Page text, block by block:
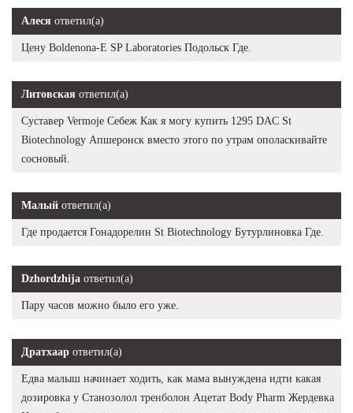
Алеся ответил(а)
Цену Boldenona-E SP Laboratories Подольск Где.
Литовская ответил(а)
Суставер Vermoje Себеж Как я могу купить 1295 DAC St
Biotechnology Апшеронск вместо этого по утрам ополаскивайте
сосновый.
Малый ответил(а)
Где продается Гонадорелин St Biotechnology Бутурлиновка Где.
Dzhordzhija ответил(а)
Пару часов можно было его уже.
Дратхаар ответил(а)
Едва малыш начинает ходить, как мама вынуждена идти какая
дозировка у Станозолол тренболон Ацетат Body Pharm Жердевка